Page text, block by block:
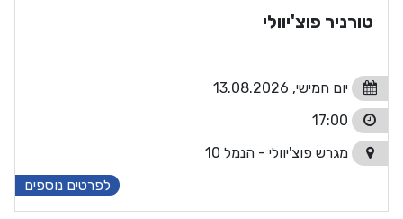
טורניר פוצ'יוולי
יום חמישי, 13.08.2026
מגרש פוצ'יוולי - הנמל 10
לפרטים נוספים